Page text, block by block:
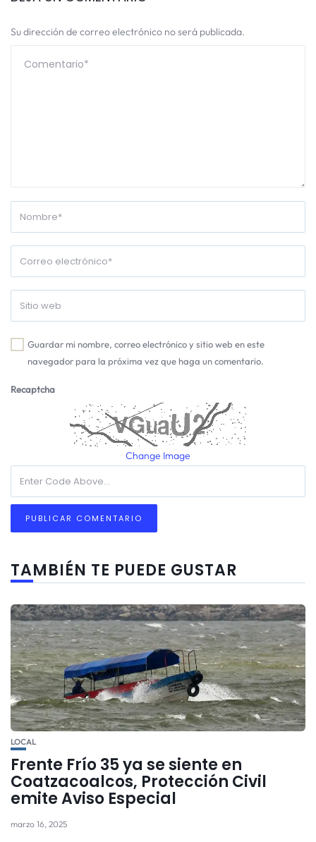
Su dirección de correo electrónico no será publicada.
Guardar mi nombre, correo electrónico y sitio web en este
navegador para la próxima vez que haga un comentario.
Recaptcha
Change Image
TAMBIÉN TE PUEDE GUSTAR
LOCAL
Frente Frío 35 ya se siente en
Coatzacoalcos, Protección Civil
emite Aviso Especial
marzo 16, 2025